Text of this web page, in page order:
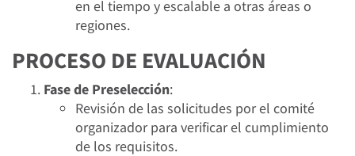
en el tiempo y escalable a otras áreas o
regiones.
PROCESO DE EVALUACIÓN
Fase de Preselección:
Revisión de las solicitudes por el comité
organizador para verificar el cumplimiento
de los requisitos.